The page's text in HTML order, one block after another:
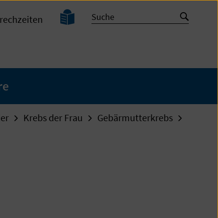
Leichte
Sprache
Suche
Suche
starten
Krebs der Frau
Gebärmutterkrebs